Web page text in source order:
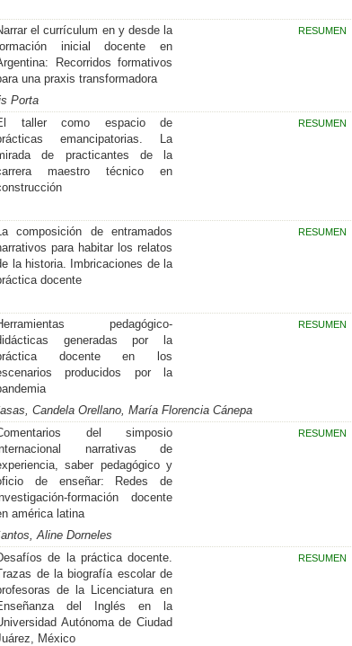
el currículum en y desde la
inicial docente en
Recorridos formativos
una praxis transformadora
RESUMEN
Porta
taller como espacio de
emancipatorias. La
de practicantes de la
maestro técnico en
RESUMEN
La composición de entramados
para habitar los relatos
la historia. Imbricaciones de la
docente
RESUMEN
pedagógico-
generadas por la
docente en los
producidos por la
RESUMEN
Candela Orellano, María Florencia Cánepa
del simposio
narrativas de
saber pedagógico y
de enseñar: Redes de
formación docente
américa latina
RESUMEN
Aline Dorneles
de la práctica docente.
de la biografía escolar de
de la Licenciatura en
del Inglés en la
Autónoma de Ciudad
México
RESUMEN